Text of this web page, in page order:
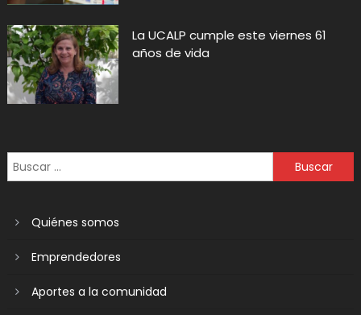
La UCALP cumple este viernes 61
años de vida
Quiénes somos
Emprendedores
Aportes a la comunidad